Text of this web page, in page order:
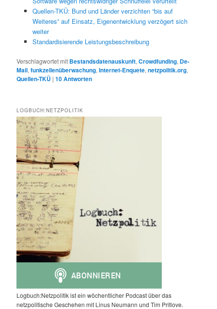
Quellen-TKÜ: Bund und Länder verzichten “bis auf
Weiteres” auf Einsatz, Eigenentwicklung verzögert sich
weiter
Standardisierende Leistungsbeschreibung
Verschlagwortet mit Bestandsdatenauskunft,Crowdfunding, De-
Mail,funkzellenüberwachung,Internet-Enquete,netzpolitik.org,
Quellen-TKÜ |10Antworten
LOGBUCH:NETZPOLITIK
Logbuch:Netzpolitik ist ein wöchentlicher Podcast über das
netzpolitische Geschehen mit Linus Neumann und Tim Pritlove.